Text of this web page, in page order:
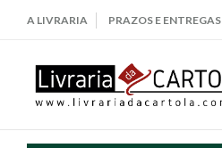
A LIVRARIA PRAZOS E ENTREGAS